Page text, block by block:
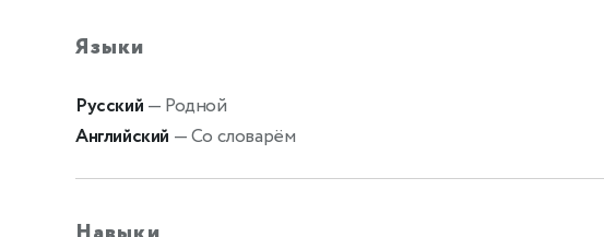
Языки
Русский — Родной
Английский — Со словарём